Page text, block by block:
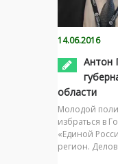
14.06.2016
Антон
области
Молодой
избраться в
«Единой
регион.